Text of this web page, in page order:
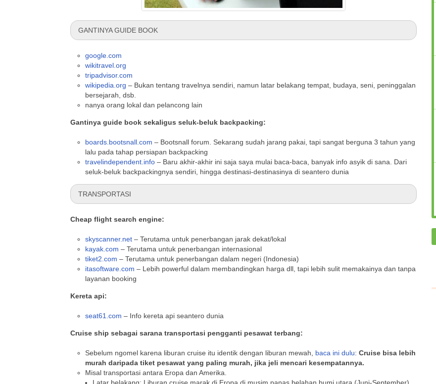
GANTINYA GUIDE BOOK
google.com
wikitravel.org
tripadvisor.com
wikipedia.org – Bukan tentang travelnya sendiri, namun latar belakang tempat, budaya, seni, peninggalan
bersejarah, dsb.
nanya orang lokal dan pelancong lain
Gantinya guide book sekaligus seluk-beluk backpacking:
boards.bootsnall.com – Bootsnall forum. Sekarang sudah jarang pakai, tapi sangat berguna 3 tahun yang
lalu pada tahap persiapan backpacking
travelindependent.info – Baru akhir-akhir ini saja saya mulai baca-baca, banyak info asyik di sana. Dari
seluk-beluk backpackingnya sendiri, hingga destinasi-destinasinya di seantero dunia
TRANSPORTASI
Cheap flight search engine:
skyscanner.net – Terutama untuk penerbangan jarak dekat/lokal
kayak.com – Terutama untuk penerbangan internasional
tiket2.com – Terutama untuk penerbangan dalam negeri (Indonesia)
itasoftware.com – Lebih powerful dalam membandingkan harga dll, tapi lebih sulit memakainya dan tanpa
layanan booking
Kereta api:
seat61.com – Info kereta api seantero dunia
Cruise ship sebagai sarana transportasi pengganti pesawat terbang:
Sebelum ngomel karena liburan cruise itu identik dengan liburan mewah, baca ini dulu: Cruise bisa lebih
murah daripada tiket pesawat yang paling murah, jika jeli mencari kesempatannya.
Misal transportasi antara Eropa dan Amerika.